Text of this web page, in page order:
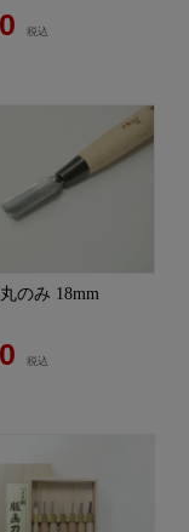
税込
のみ 18mm
税込